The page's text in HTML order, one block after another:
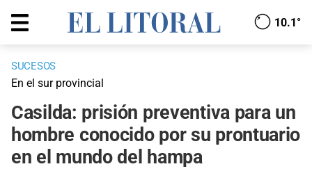
10.1°
SUCESOS
En el sur provincial
Casilda: prisión preventiva para un
hombre conocido por su prontuario
en el mundo del hampa